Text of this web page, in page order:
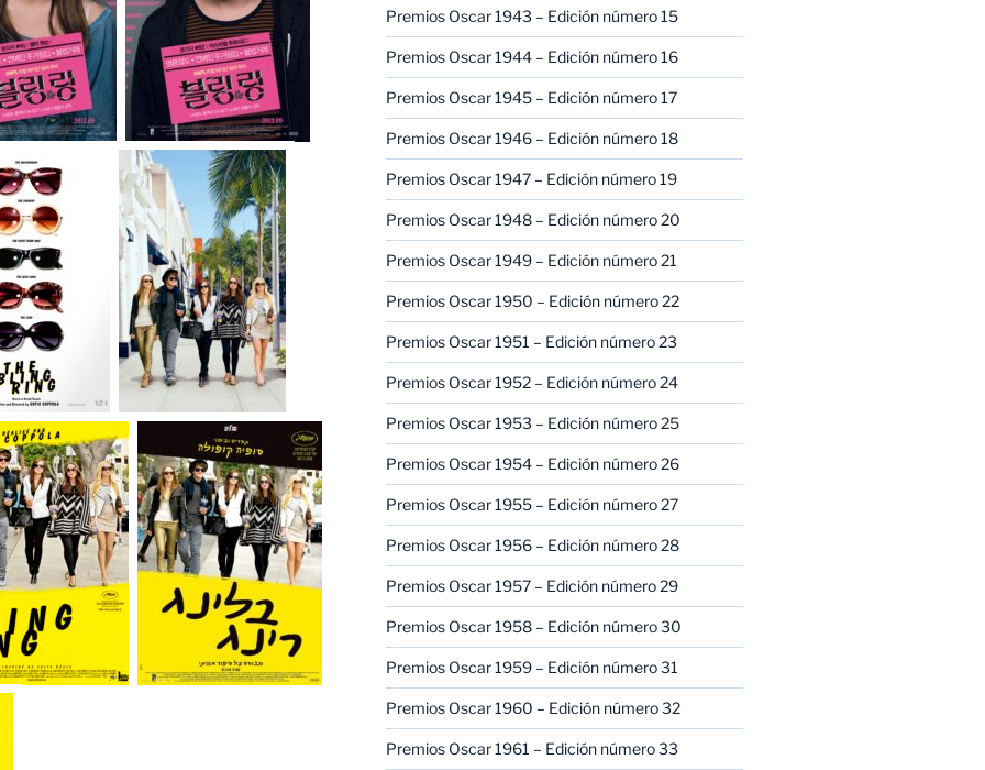
Premios Oscar 1943 – Edición número 15
Premios Oscar 1944 – Edición número 16
Premios Oscar 1945 – Edición número 17
Premios Oscar 1946 – Edición número 18
Premios Oscar 1947 – Edición número 19
Premios Oscar 1948 – Edición número 20
Premios Oscar 1949 – Edición número 21
Premios Oscar 1950 – Edición número 22
Premios Oscar 1951 – Edición número 23
Premios Oscar 1952 – Edición número 24
Premios Oscar 1953 – Edición número 25
Premios Oscar 1954 – Edición número 26
Premios Oscar 1955 – Edición número 27
Premios Oscar 1956 – Edición número 28
Premios Oscar 1957 – Edición número 29
Premios Oscar 1958 – Edición número 30
Premios Oscar 1959 – Edición número 31
Premios Oscar 1960 – Edición número 32
Premios Oscar 1961 – Edición número 33